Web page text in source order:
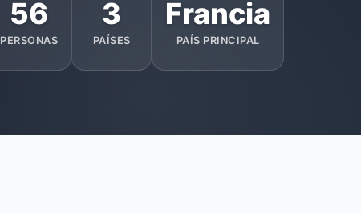
56
PERSONAS
3
PAÍSES
Francia
PAÍS PRINCIPAL